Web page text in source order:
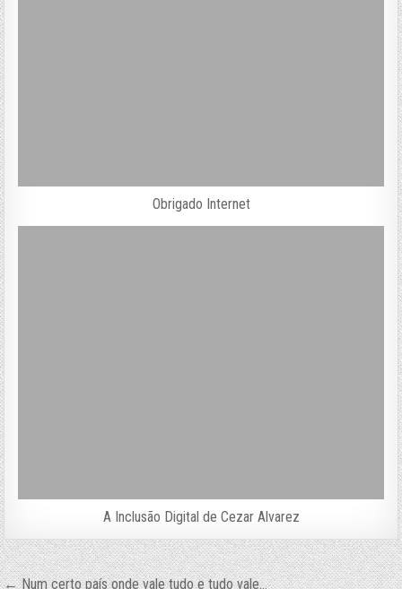
Obrigado Internet
A Inclusão Digital de Cezar Alvarez
← Num certo país onde vale tudo e tudo vale…